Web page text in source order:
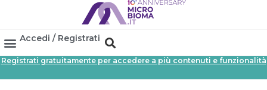
Accedi / Registrati
Registrati gratuitamente per accedere a più contenuti e funzionalità